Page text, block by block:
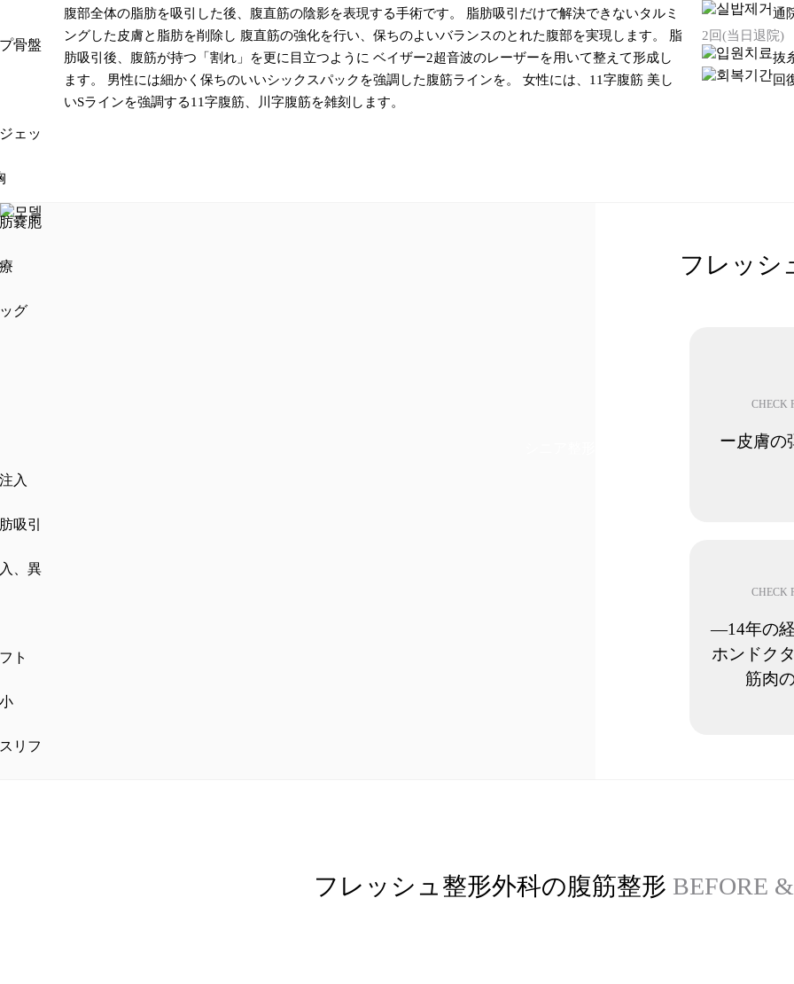
骨盤
ェッ
嚢胞
グ
入
吸引
、異
ト
リフ
腹部全体の脂肪を吸引した後、腹直筋の陰影を表現する手術です。 脂肪吸引だけで解決できないタルミ
ングした皮膚と脂肪を削除し 腹直筋の強化を行い、保ちのよいバランスのとれた腹部を実現します。 脂
肪吸引後、腹筋が持つ「割れ」を更に目立つように ベイザー2超音波のレーザーを用いて整えて形成し
ます。 男性には細かく保ちのいいシックスパックを強調した腹筋ラインを。 女性には、11字腹筋 美し
いSラインを強調する11字腹筋、川字腹筋を雑刻します。
通
2回(当日退院)
抜
回
フレッシ
CHECK
ー皮膚の
CHECK
―14年の
ホンドク
筋肉
フレッシュ整形外科の腹筋整形 BEFORE